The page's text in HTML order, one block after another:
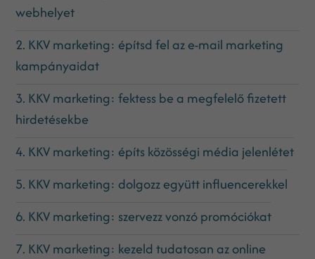
webhelyet
2. KKV marketing: építsd fel az e-mail marketing
kampányaidat
3. KKV marketing: fektess be a megfelelő fizetett
hirdetésekbe
4. KKV marketing: építs közösségi média jelenlétet
5. KKV marketing: dolgozz együtt influencerekkel
6. KKV marketing: szervezz vonzó promóciókat
7. KKV marketing: kezeld tudatosan az online